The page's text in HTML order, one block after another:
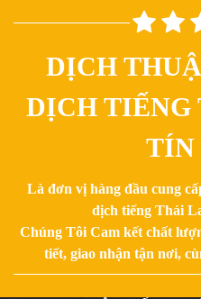
DỊCH
DỊCH
TÍN
Là đơn vị hàng đầu cung
dịch tiếng Thái
Chúng Tôi Cam kết chất
tiết, giao nhận tận nơi,